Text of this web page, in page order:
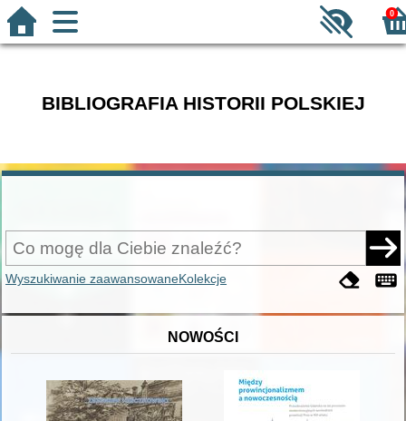
0
BIBLIOGRAFIA HISTORII POLSKIEJ
Wyszukiwanie zaawansowaneKolekcje
NOWOŚCI